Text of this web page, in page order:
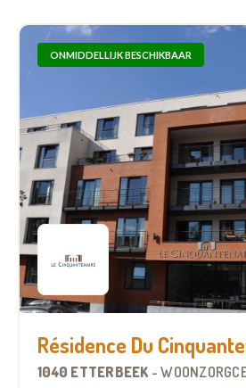
ONMIDDELLIJK BESCHIKBAAR
Résidence Du
1040 ETTERBEEK -